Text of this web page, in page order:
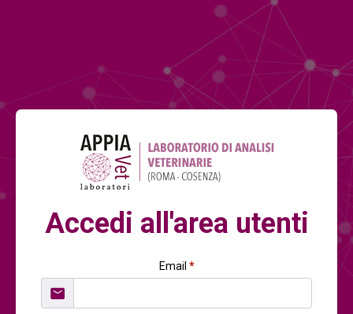
Accedi all'area utenti
Email *